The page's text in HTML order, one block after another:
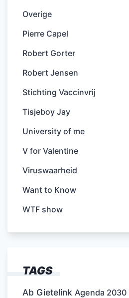
Overige
Pierre Capel
Robert Gorter
Robert Jensen
Stichting Vaccinvrij
Tisjeboy Jay
University of me
V for Valentine
Viruswaarheid
Want to Know
WTF show
TAGS
Ab Gietelink Agenda 2030